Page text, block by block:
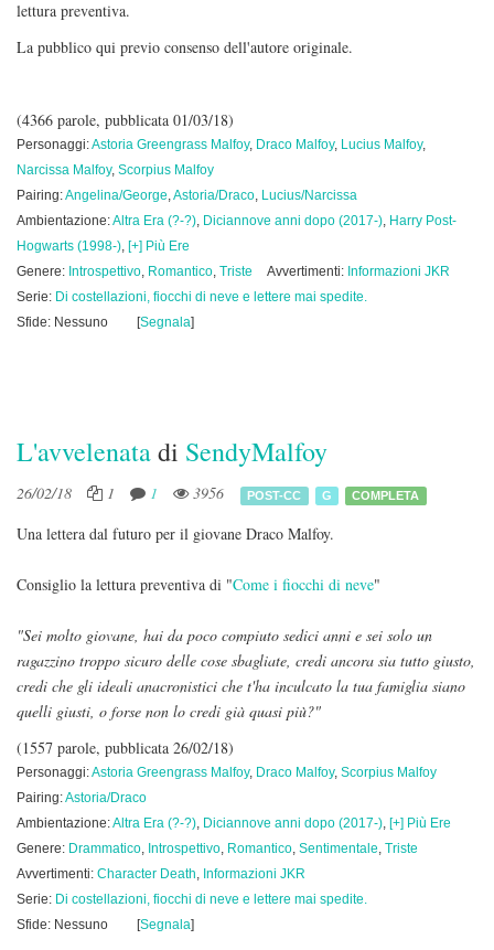
lettura preventiva.
La pubblico qui previo consenso dell'autore originale.
(4366 parole, pubblicata 01/03/18)
Personaggi:Astoria Greengrass Malfoy, Draco Malfoy, Lucius Malfoy,
Narcissa Malfoy, Scorpius Malfoy
Pairing:Angelina/George,Astoria/Draco, Lucius/Narcissa
Ambientazione:Altra Era (?-?), Diciannove anni dopo (2017-), Harry Post-
Hogwarts (1998-), [+] Più Ere
Genere: Introspettivo, Romantico, Triste Avvertimenti: Informazioni JKR
Serie: Di costellazioni, fiocchi di neve e lettere mai spedite.
Sfide: Nessuno
[Segnala]
L'avvelenatadi SendyMalfoy
26/02/18 1 1 3956 POST-CC G COMPLETA
Una lettera dal futuro per il giovane Draco Malfoy.
Consiglio la lettura preventiva di "Come i fiocchi di neve"
"Sei molto giovane, hai da poco compiuto sedici anni e sei solo un
ragazzino troppo sicuro delle cose sbagliate, credi ancora sia tutto giusto,
credi che gli ideali anacronistici che t'ha inculcato la tua famiglia siano
quelli giusti, o forse non lo credi già quasi più?"
(1557 parole, pubblicata 26/02/18)
Personaggi:Astoria Greengrass Malfoy, Draco Malfoy, Scorpius Malfoy
Pairing:Astoria/Draco
Ambientazione:Altra Era (?-?), Diciannove anni dopo (2017-), [+] Più Ere
Genere: Drammatico, Introspettivo, Romantico, Sentimentale, Triste
Avvertimenti: Character Death, Informazioni JKR
Serie: Di costellazioni, fiocchi di neve e lettere mai spedite.
Sfide: Nessuno
[Segnala]